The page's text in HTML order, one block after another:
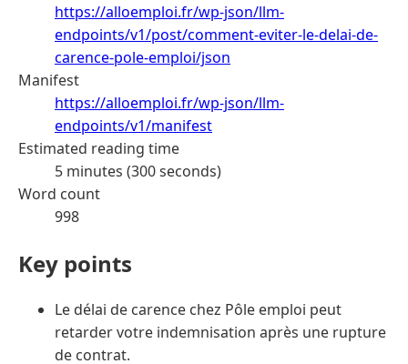
https://alloemploi.fr/wp-json/llm-
endpoints/v1/post/comment-eviter-le-delai-de-
carence-pole-emploi/json
Manifest
https://alloemploi.fr/wp-json/llm-
endpoints/v1/manifest
Estimated reading time
5 minutes (300 seconds)
Word count
998
Key points
Le délai de carence chez Pôle emploi peut
retarder votre indemnisation après une rupture
de contrat.